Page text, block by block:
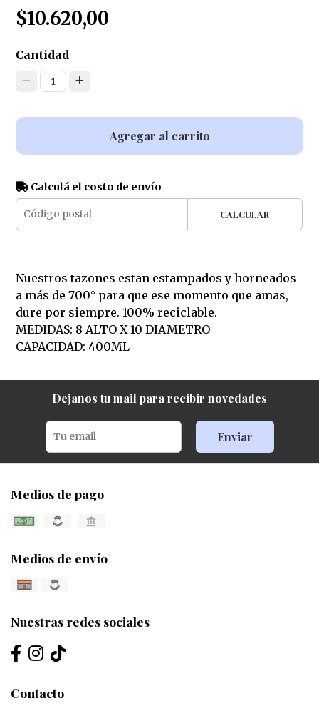
$10.620,00
Cantidad
1
Agregar al carrito
Calculá el costo de envío
CALCULAR
Nuestros tazones estan estampados y horneados
a más de 700° para que ese momento que amas,
dure por siempre. 100% reciclable.
MEDIDAS: 8 ALTO X 10 DIAMETRO
CAPACIDAD: 400ML
Dejanos tu mail para recibir novedades
Enviar
Medios de pago
Medios de envío
Nuestras redes sociales
Contacto